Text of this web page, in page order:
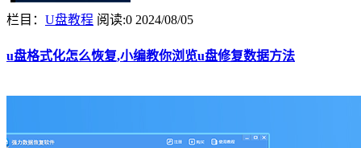
栏目： U盘教程 阅读:0 2024/08/05
u盘格式化怎么恢复,小编教你浏览u盘修复数据方法